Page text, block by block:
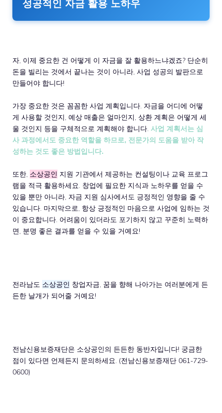
성공적인 자금 활용 노하우
자, 이제 중요한 건 어떻게 이 자금을 잘 활용하느냐겠죠? 단순히
돈을 빌리는 것에서 끝나는 것이 아니라, 사업 성공의 발판으로
만들어야 합니다!
가장 중요한 것은 꼼꼼한 사업 계획입니다. 자금을 어디에 어떻
게 사용할 것인지, 예상 매출은 얼마인지, 상환 계획은 어떻게 세
울 것인지 등을 구체적으로 계획해야 합니다. 사업 계획서는 심
사 과정에서도 중요한 역할을 하므로, 전문가의 도움을 받아 작
성하는 것도 좋은 방법입니다.
또한, 소상공인 지원 기관에서 제공하는 컨설팅이나 교육 프로그
램을 적극 활용하세요. 창업에 필요한 지식과 노하우를 얻을 수
있을 뿐만 아니라, 자금 지원 심사에서도 긍정적인 영향을 줄 수
있습니다. 마지막으로, 항상 긍정적인 마음으로 사업에 임하는 것
이 중요합니다. 어려움이 있더라도 포기하지 않고 꾸준히 노력하
면, 분명 좋은 결과를 얻을 수 있을 거예요!
전라남도 소상공인 창업자금, 꿈을 향해 나아가는 여러분에게 든
든한 날개가 되어줄 거예요!
전남신용보증재단은 소상공인의 든든한 동반자입니다! 궁금한
점이 있다면 언제든지 문의하세요. (전남신용보증재단 061-729-
0600)